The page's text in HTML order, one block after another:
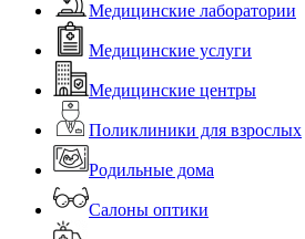
Медицинские лаборатории
Медицинские услуги
Медицинские центры
Поликлиники для взрослых
Родильные дома
Салоны оптики